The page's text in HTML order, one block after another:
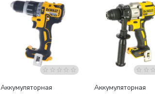
Аккумуляторная
Аккумуляторная